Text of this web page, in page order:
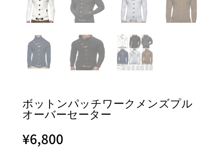
ボットンパッチワークメンズプル
オーバーセーター
¥6,800